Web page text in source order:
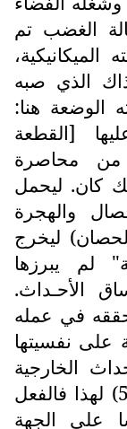
لأن حالة الغضب تم
الذي صبه
الوضعة هنا:
[القطعة
من محاصرة
كان. ليحمل
والهجرة
ليخرج
لم يبرزها
الأحـداث.
في عمله
على نفسيتها
الخارجية
تكشف البنية الداخلية للشخصية (5) لهذا فالفعل
على الجهة